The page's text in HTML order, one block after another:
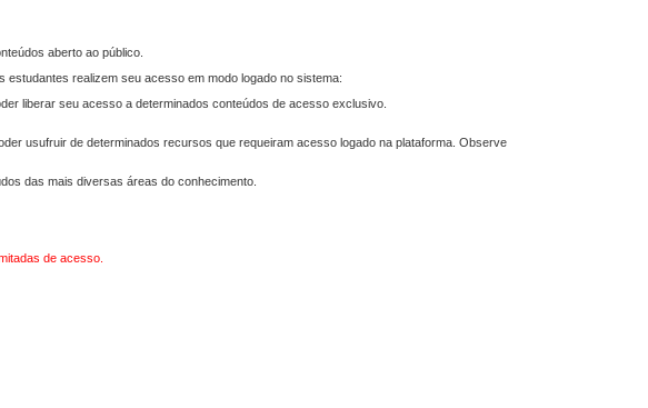
aberto ao público.
realizem seu acesso em modo logado no sistema:
liberar seu acesso a determinados conteúdos de acesso exclusivo.
usufruir de determinados recursos que requeiram acesso logado na plataforma. Observe
das mais diversas áreas do conhecimento.
de acesso.